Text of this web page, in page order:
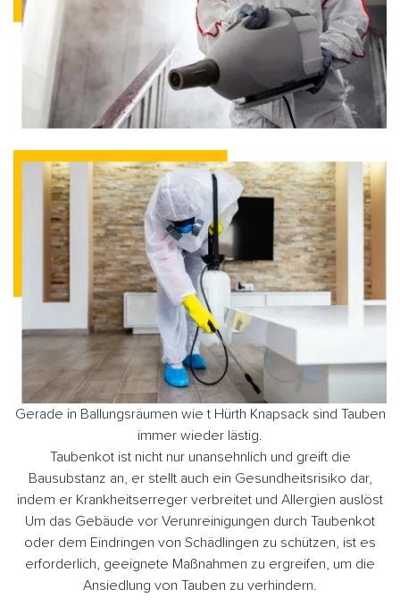
Gerade in Ballungsräumen wie t Hürth Knapsack sind Tauben
immer wieder lästig.
Taubenkot ist nicht nur unansehnlich und greift die
Bausubstanz an, er stellt auch ein Gesundheitsrisiko dar,
indem er Krankheitserreger verbreitet und Allergien auslöst
Um das Gebäude vor Verunreinigungen durch Taubenkot
oder dem Eindringen von Schädlingen zu schützen, ist es
erforderlich, geeignete Maßnahmen zu ergreifen, um die
Ansiedlung von Tauben zu verhindern.